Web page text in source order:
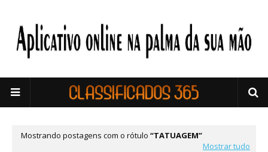
Mostrando postagens com o rótulo
TATUAGEM
Mostrar tudo